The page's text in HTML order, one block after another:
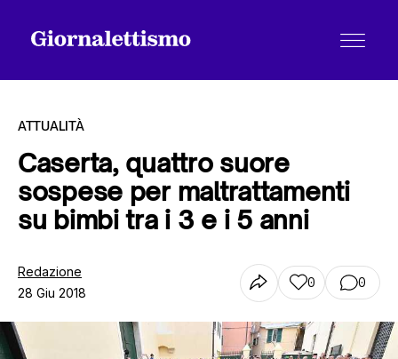
Tutti gli articoli
Chi siamo
Contatti
ATTUALITÀ
Caserta, quattro suore
sospese per maltrattamenti
su bimbi tra i 3 e i 5 anni
Redazione
28 Giu 2018
0 0